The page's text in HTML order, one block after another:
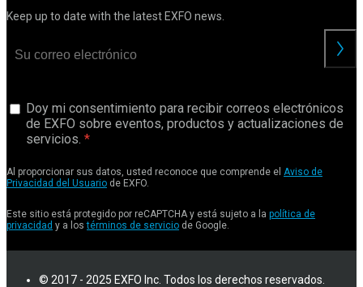
Keep up to date with the latest EXFO news.
Doy mi consentimiento para recibir correos electrónicos
de EXFO sobre eventos, productos y actualizaciones de
servicios.
Al proporcionar sus datos, usted reconoce que comprende el Aviso de
Privacidad del Usuario de EXFO.
Este sitio está protegido por reCAPTCHA y está sujeto a la política de
privacidad y a lostérminos de servicio de Google.
© 2017 - 2025 EXFO Inc. Todos los derechos reservados.